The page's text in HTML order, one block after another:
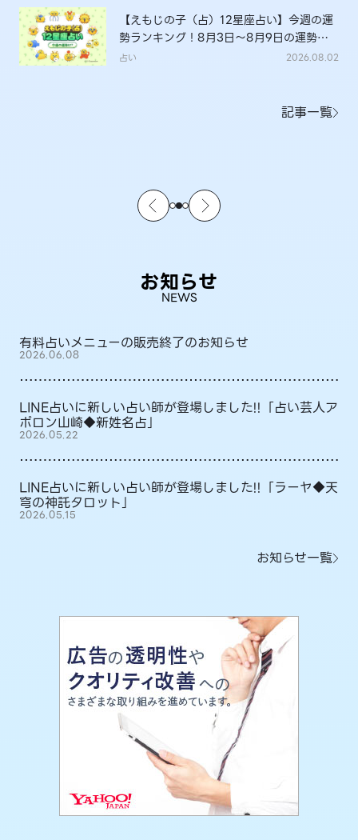
【えもじの子（占）12星座占い】今週の運
勢ランキング！8月3日～8月9日の運勢
は？
占い 2026.08.02
記事一覧
お知らせ
NEWS
有料占いメニューの販売終了のお知らせ
2026.06.08
LINE占いに新しい占い師が登場しました!!「占い芸人ア
ポロン山崎◆新姓名占」
2026.05.22
LINE占いに新しい占い師が登場しました!!「ラーヤ◆天
穹の神託タロット」
2026.05.15
お知らせ一覧